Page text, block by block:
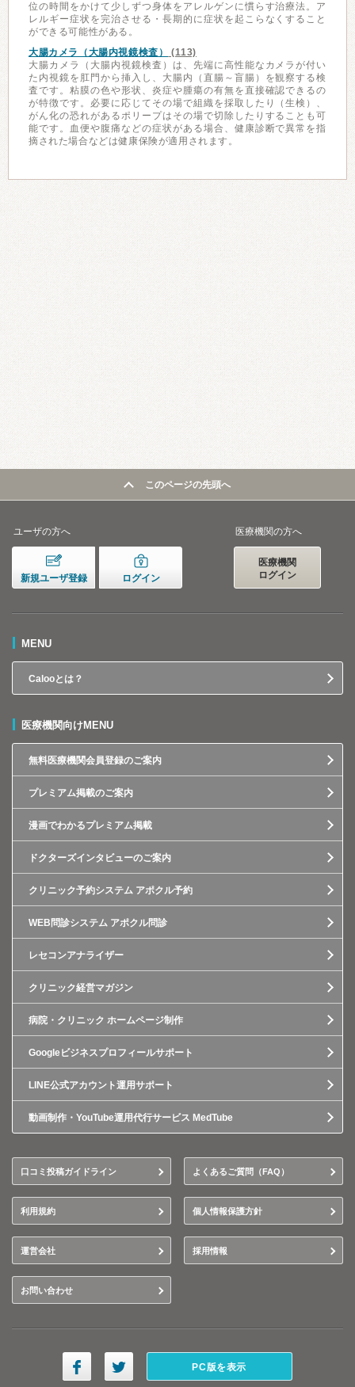
位の時間をかけて少しずつ身体をアレルゲンに慣らす治療法。ア
レルギー症状を完治させる・長期的に症状を起こらなくすること
ができる可能性がある。
大腸カメラ（大腸内視鏡検査）
(113)
大腸カメラ（大腸内視鏡検査）は、先端に高性能なカメラが付い
た内視鏡を肛門から挿入し、大腸内（直腸～盲腸）を観察する検
査です。粘膜の色や形状、炎症や腫瘍の有無を直接確認できるの
が特徴です。必要に応じてその場で組織を採取したり（生検）、
がん化の恐れがあるポリープはその場で切除したりすることも可
能です。血便や腹痛などの症状がある場合、健康診断で異常を指
摘された場合などは健康保険が適用されます。
このページの先頭へ
ユーザの方へ
新規ユーザ登録 ログイン
医療機関の方へ
医療機関
ログイン
MENU
Calooとは？
医療機関向けMENU
無料医療機関会員登録のご案内
プレミアム掲載のご案内
漫画でわかるプレミアム掲載
ドクターズインタビューのご案内
クリニック予約システム アポクル予約
WEB問診システム アポクル問診
レセコンアナライザー
クリニック経営マガジン
病院・クリニック ホームページ制作
Googleビジネスプロフィールサポート
LINE公式アカウント運用サポート
動画制作・YouTube運用代行サービス MedTube
口コミ投稿ガイドライン よくあるご質問（FAQ）
利用規約 個人情報保護方針
運営会社 採用情報
お問い合わせ
PC版を表示